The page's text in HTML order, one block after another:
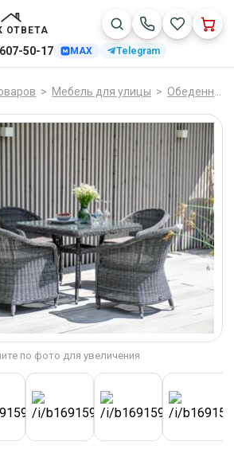
ОТВЕТА
50-17 MAX Telegram
> Мебель для улицы > Обеденные группы
по фото для увеличения